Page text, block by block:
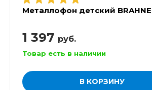
Металлофон детский
1 397 руб.
Товар есть в наличии
В КОРЗИНУ